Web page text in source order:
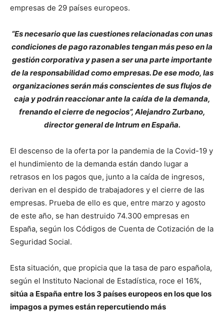
empresas de 29 países europeos.
“Es necesario que las cuestiones relacionadas con unas
condiciones de pago razonables tengan más peso en la
gestión corporativa y pasen a ser una parte importante
de la responsabilidad como empresas. De ese modo, las
organizaciones serán más conscientes de sus flujos de
caja y podrán reaccionar ante la caída de la demanda,
frenando el cierre de negocios”, Alejandro Zurbano,
director general de Intrum en España.
El descenso de la oferta por la pandemia de la Covid-19 y
el hundimiento de la demanda están dando lugar a
retrasos en los pagos que, junto a la caída de ingresos,
derivan en el despido de trabajadores y el cierre de las
empresas. Prueba de ello es que, entre marzo y agosto
de este año, se han destruido 74.300 empresas en
España, según los Códigos de Cuenta de Cotización de la
Seguridad Social.
Esta situación, que propicia que la tasa de paro española,
según el Instituto Nacional de Estadística, roce el 16%,
sitúa a España entre los 3 países europeos en los que los
impagos a pymes están repercutiendo más